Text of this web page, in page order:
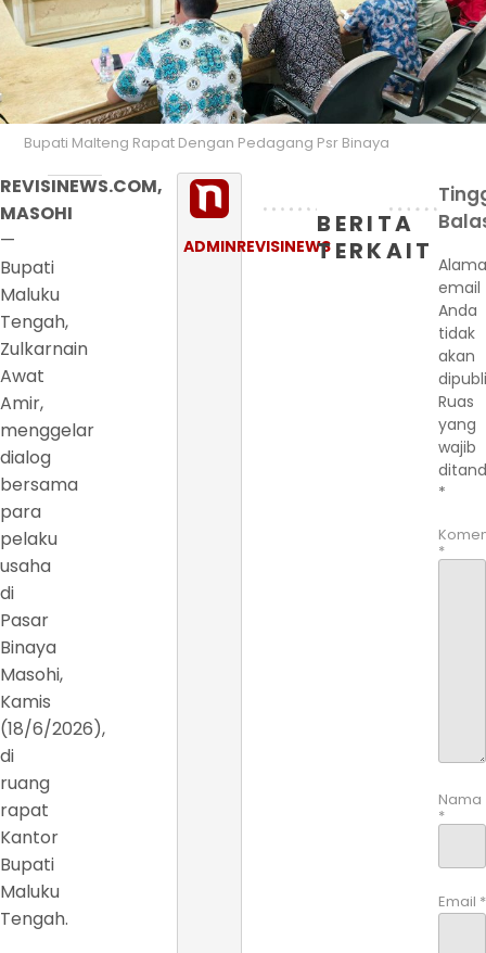
Bupati Malteng Rapat Dengan Pedagang Psr Binaya
REVISINEWS.COM,
MASOHI
—
Bupati
Maluku
Tengah,
Zulkarnain
Awat
Amir,
menggelar
dialog
bersama
para
pelaku
usaha
di
Pasar
Binaya
Masohi,
Kamis
(18/6/2026),
di
ruang
rapat
Kantor
Bupati
Maluku
Tengah.
ADMINREVISINEWS
BERITA
TERKAIT
email
Anda
tidak
akan
Ruas
yang
wajib
*
*
Nama
*
Email *